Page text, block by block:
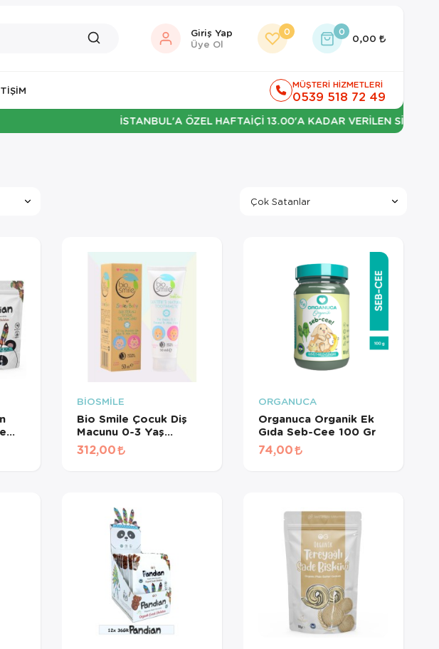
Giriş Yap
Üye Ol
0 0
0,00
MÜŞTERİ HİZMETLERİ
0539 518 72 49
İSTANBUL'A ÖZEL HAFTAİÇİ 13.00'A KADAR VERİLEN SİPARİŞLERDE
BİOSMİLE
Bio Smile Çocuk Diş
Macunu 0-3 Yaş
Aloveralı 50 Ml
312,00
ORGANUCA
Organuca Organik Ek
Gıda Seb-Cee 100 Gr
74,00